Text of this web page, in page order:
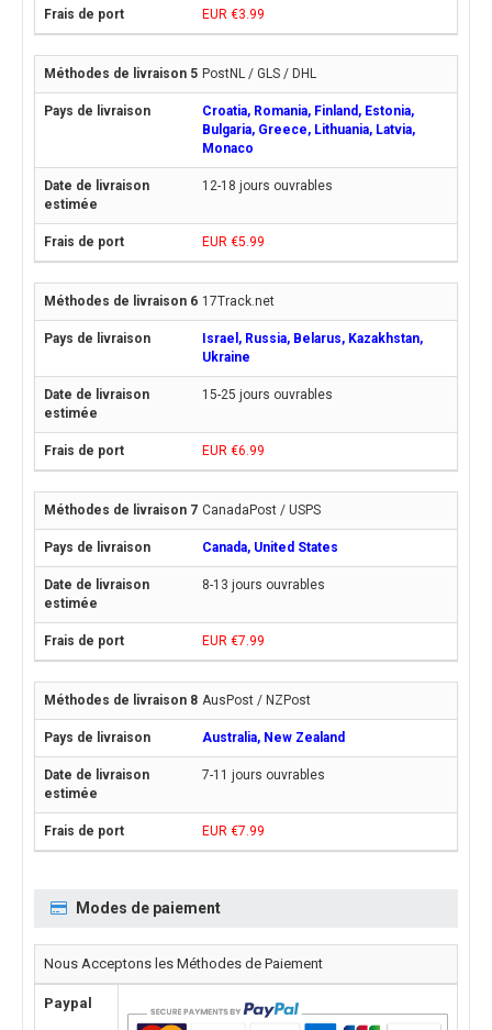
EUR €3.99
PostNL / GLS / DHL
Croatia, Romania, Finland, Estonia,
Bulgaria, Greece, Lithuania, Latvia,
Monaco
12-18 jours ouvrables
EUR €5.99
17Track.net
Israel, Russia, Belarus, Kazakhstan,
Ukraine
15-25 jours ouvrables
EUR €6.99
CanadaPost / USPS
Canada, United States
8-13 jours ouvrables
EUR €7.99
AusPost / NZPost
Australia, New Zealand
7-11 jours ouvrables
EUR €7.99
Modes de paiement
Nous Acceptons les Méthodes de Paiement
Paypal